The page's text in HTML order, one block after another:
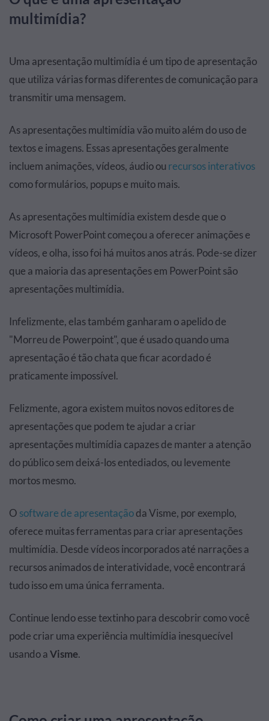
multimídia?
Uma apresentação multimídia é um tipo de apresentação
que utiliza várias formas diferentes de comunicação para
transmitir uma mensagem.
As apresentações multimídia vão muito além do uso de
textos e imagens. Essas apresentações geralmente
incluem animações, vídeos, áudio ou recursos interativos
como formulários, popups e muito mais.
As apresentações multimídia existem desde que o
Microsoft PowerPoint começou a oferecer animações e
vídeos, e olha, isso foi há muitos anos atrás. Pode-se dizer
que a maioria das apresentações em PowerPoint são
apresentações multimídia.
Infelizmente, elas também ganharam o apelido de
"Morreu de Powerpoint", que é usado quando uma
apresentação é tão chata que ficar acordado é
praticamente impossível.
Felizmente, agora existem muitos novos editores de
apresentações que podem te ajudar a criar
apresentações multimídia capazes de manter a atenção
do público sem deixá-los entediados, ou levemente
mortos mesmo.
O software de apresentaçãoda Visme, por exemplo,
oferece muitas ferramentas para criar apresentações
multimídia. Desde vídeos incorporados até narrações a
recursos animados de interatividade, você encontrará
tudo isso em uma única ferramenta.
Continue lendo esse textinho para descobrir como você
pode criar uma experiência multimídia inesquecível
usando aVisme.